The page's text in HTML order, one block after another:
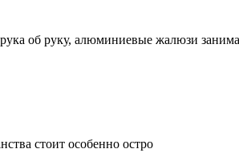
об руку, алюминиевые жалюзи
стоит особенно остро